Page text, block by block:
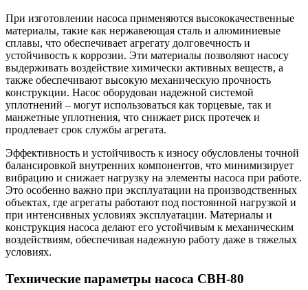
При изготовлении насоса применяются высококачественные
материалы, такие как нержавеющая сталь и алюминиевые
сплавы, что обеспечивает агрегату долговечность и
устойчивость к коррозии. Эти материалы позволяют насосу
выдерживать воздействие химически активных веществ, а
также обеспечивают высокую механическую прочность
конструкции. Насос оборудован надежной системой
уплотнений – могут использоваться как торцевые, так и
манжетные уплотнения, что снижает риск протечек и
продлевает срок службы агрегата.
Эффективность и устойчивость к износу обусловлены точной
балансировкой внутренних компонентов, что минимизирует
вибрацию и снижает нагрузку на элементы насоса при работе.
Это особенно важно при эксплуатации на производственных
объектах, где агрегаты работают под постоянной нагрузкой и
при интенсивных условиях эксплуатации. Материалы и
конструкция насоса делают его устойчивым к механическим
воздействиям, обеспечивая надежную работу даже в тяжелых
условиях.
Технические параметры насоса СВН-80